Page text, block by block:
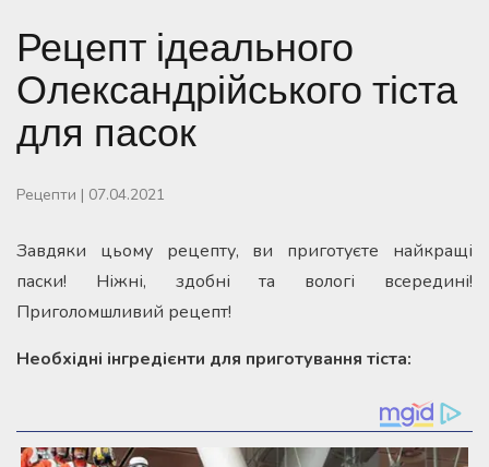
Рецепт ідеального
Олександрійського тіста
для пасок
Рецепти | 07.04.2021
Завдяки цьому рецепту, ви приготуєте найкращі
паски! Ніжні, здобні та вологі всередині!
Приголомшливий рецепт!
Необхідні інгредієнти для приготування тіста: